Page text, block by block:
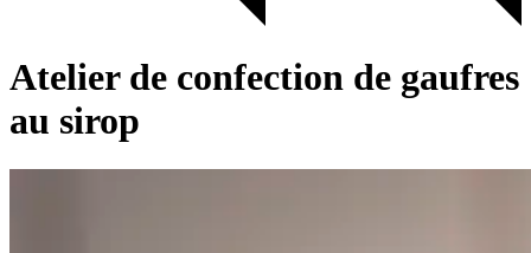
Atelier de confection de gaufres
au sirop